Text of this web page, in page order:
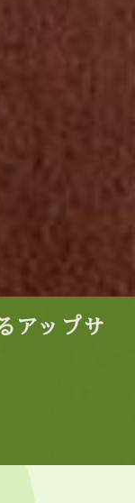
アップサ